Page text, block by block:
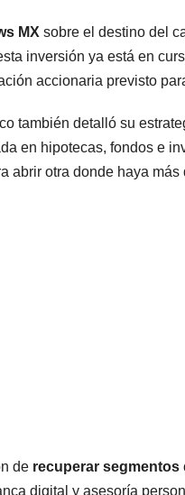
MX sobre el destino del
inversión ya está en
accionaria previsto
también detalló su
en hipotecas, fondos e
abrir otra donde haya más
de recuperar
digital y asesoría